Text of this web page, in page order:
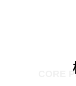
CORE